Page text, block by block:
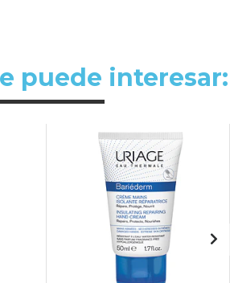
puede interesar: